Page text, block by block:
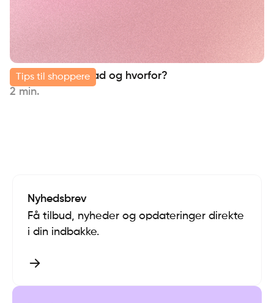
Tips til shoppere
Delbetaling - Hvad og hvorfor?
2 min.
Nyhedsbrev
Få tilbud, nyheder og opdateringer direkte
i din indbakke.